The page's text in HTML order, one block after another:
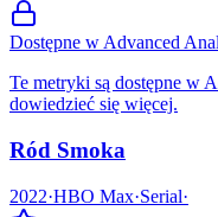
Dostępne w Advanced
Te metryki są dostępne w
dowiedzieć się więcej.
Ród Smoka
2022·HBO Max·Serial·